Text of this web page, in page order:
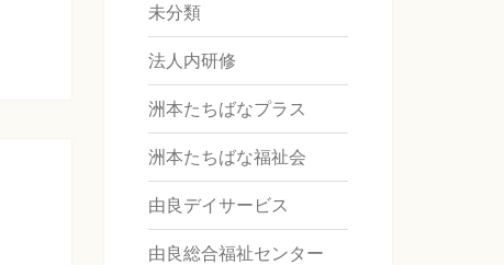
未分類
法人内研修
洲本たちばなプラス
洲本たちばな福祉会
由良デイサービス
由良総合福祉センター